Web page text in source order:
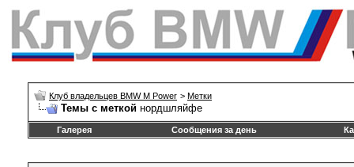
Клуб владельцев BMW M Power > Метки
Темы с меткой нордшляйфе
Галерея Сообщения за день